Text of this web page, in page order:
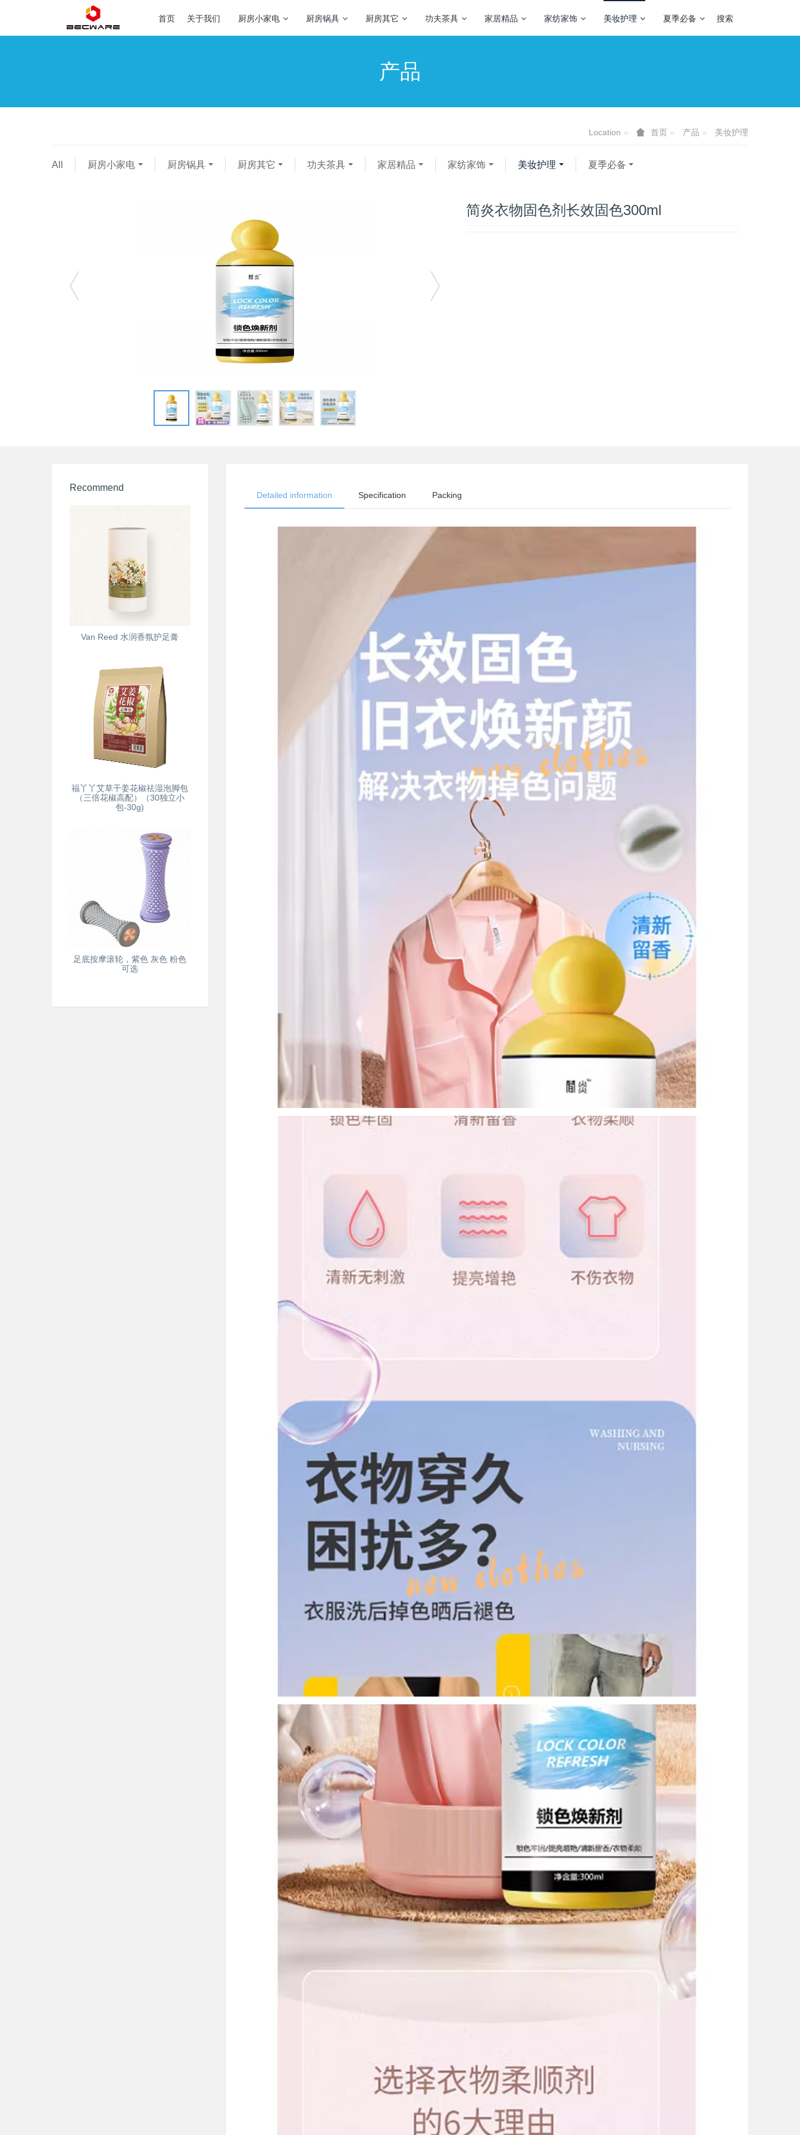
首页 关于我们 厨房小家电 厨房锅具 厨房其它 功夫茶具 家居精品 家纺家饰 美妆护理 夏季必备 搜索
产品
Location 首页 产品 美妆护理
All 厨房小家电 厨房锅具 厨房其它 功夫茶具 家居精品 家纺家饰 美妆护理 夏季必备
简炎衣物固色剂长效固色300ml
Detailed information Specification Packing
Recommend
Van Reed 水润香氛护足膏
福丫丫艾草干姜花椒祛湿泡脚包
（三倍花椒高配）（30独立小
包-30g)
足底按摩滚轮，紫色 灰色 粉色
可选